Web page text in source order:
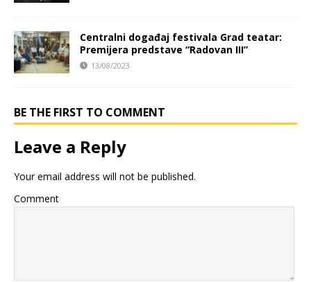
Centralni događaj festivala Grad teatar:
Premijera predstave “Radovan III”
13/08/2023
BE THE FIRST TO COMMENT
Leave a Reply
Your email address will not be published.
Comment